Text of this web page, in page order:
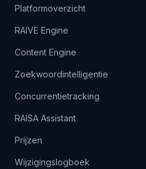
Platformoverzicht
RAIVE Engine
Content Engine
Zoekwoordintelligentie
Concurrentietracking
RAISA Assistant
Prijzen
Wijzigingslogboek